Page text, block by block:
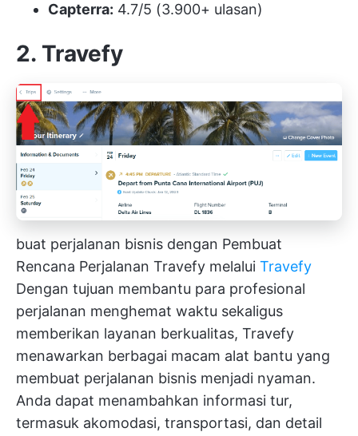
Capterra: 4.7/5 (3.900+ ulasan)
2. Travefy
buat perjalanan bisnis dengan Pembuat
Rencana Perjalanan Travefy melalui Travefy
Dengan tujuan membantu para profesional
perjalanan menghemat waktu sekaligus
memberikan layanan berkualitas, Travefy
menawarkan berbagai macam alat bantu yang
membuat perjalanan bisnis menjadi nyaman.
Anda dapat menambahkan informasi tur,
termasuk akomodasi, transportasi, dan detail